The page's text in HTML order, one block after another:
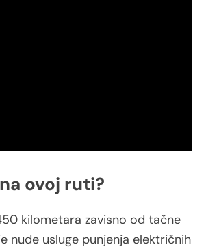
ovoj ruti?
kilometara zavisno od tačne
nude usluge punjenja električnih